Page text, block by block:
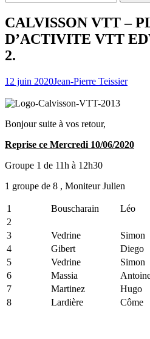
CALVISSON VTT –
D’ACTIVITE VTT
2.
12 juin 2020Jean-Pierre Teissier
Bonjour suite à vos retour,
Reprise ce Mercredi 10/06/2020
Groupe 1 de 11h à 12h30
1 groupe de 8 , Moniteur Julien
1 Bouscharain Léo
2
3
Vedrine Simon
4
Gibert Diego
5
Vedrine Simon
6
Massia
7
Martinez Hugo
8
Lardière Côme